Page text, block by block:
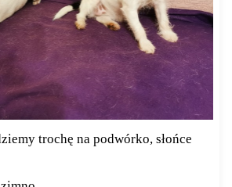
trochę na podwórko, słońce